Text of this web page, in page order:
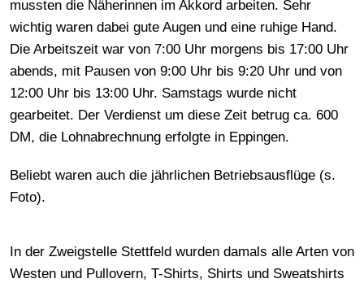
mussten die Näherinnen im Akkord arbeiten. Sehr
wichtig waren dabei gute Augen und eine ruhige Hand.
Die Arbeitszeit war von 7:00 Uhr morgens bis 17:00 Uhr
abends, mit Pausen von 9:00 Uhr bis 9:20 Uhr und von
12:00 Uhr bis 13:00 Uhr. Samstags wurde nicht
gearbeitet. Der Verdienst um diese Zeit betrug ca. 600
DM, die Lohnabrechnung erfolgte in Eppingen.
Beliebt waren auch die jährlichen Betriebsausflüge (s.
Foto).
In der Zweigstelle Stettfeld wurden damals alle Arten von
Westen und Pullovern, T-Shirts, Shirts und Sweatshirts